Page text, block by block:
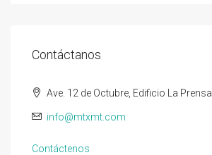
Contáctanos
Ave. 12 de Octubre, Edificio La Prensa.
info@mtxmt.com
Contáctenos